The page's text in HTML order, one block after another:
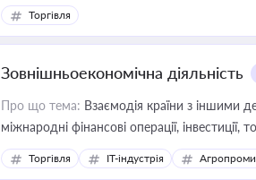
Торгівля
Зовнішньоекономічна діяльність
Про що тема: Взаємодія країни з іншими
міжнародні фінансові операції,
Торгівля IT-індустрія